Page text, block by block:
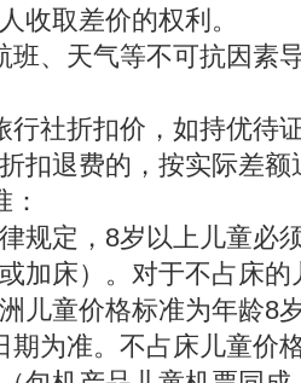
收取差价的权利。
、天气等不可抗因素
社折扣价，如持优待
扣退费的，按实际差额
定，8岁以上儿童必
加床）。对于不占床
儿童价格标准为年龄8
期为准。不占床儿童价